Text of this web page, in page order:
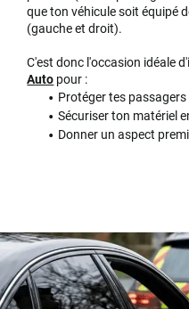
que ton véhicule soit équipé
(gauche et droit).
C'est donc l'occasion idéale
Auto pour :
Protéger tes passagers
Sécuriser ton matériel
Donner un aspect